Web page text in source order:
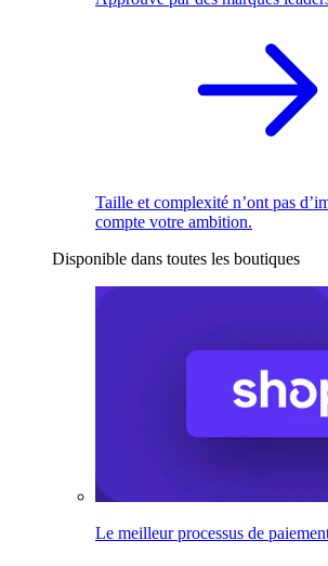
Taille et complexité n’ont pas
compte votre ambition.
Disponible dans toutes les boutiques
Le meilleur processus de